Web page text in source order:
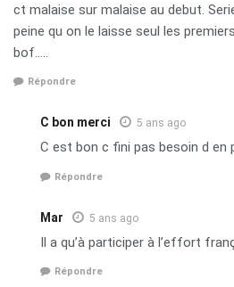
ct malaise sur malaise au debut.
peine qu on le laisse seul les
bof…..
Répondre
C bon merci 5 ans ago
C est bon c fini pas besoin d en
Répondre
Mar 5 ans ago
Il a qu’à participer à l’effort
Répondre